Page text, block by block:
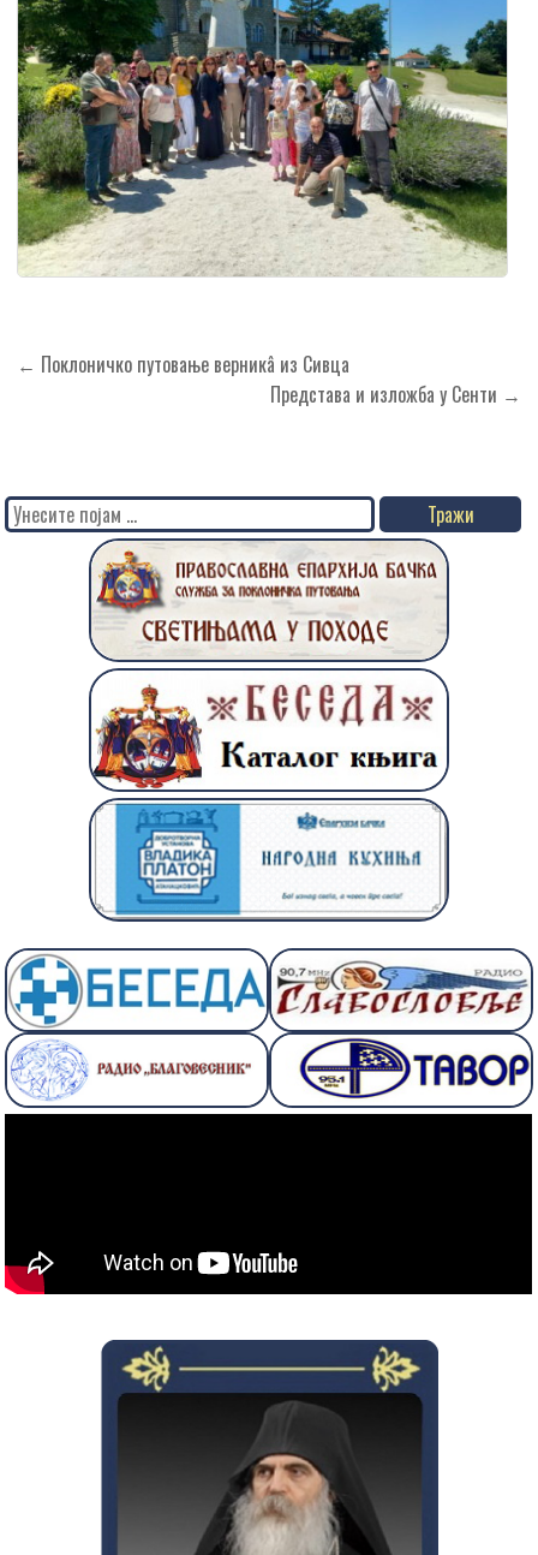
Кретање
← Поклоничко путовање верникâ из Сивца
Представа и изложба у Сенти →
Search
for: